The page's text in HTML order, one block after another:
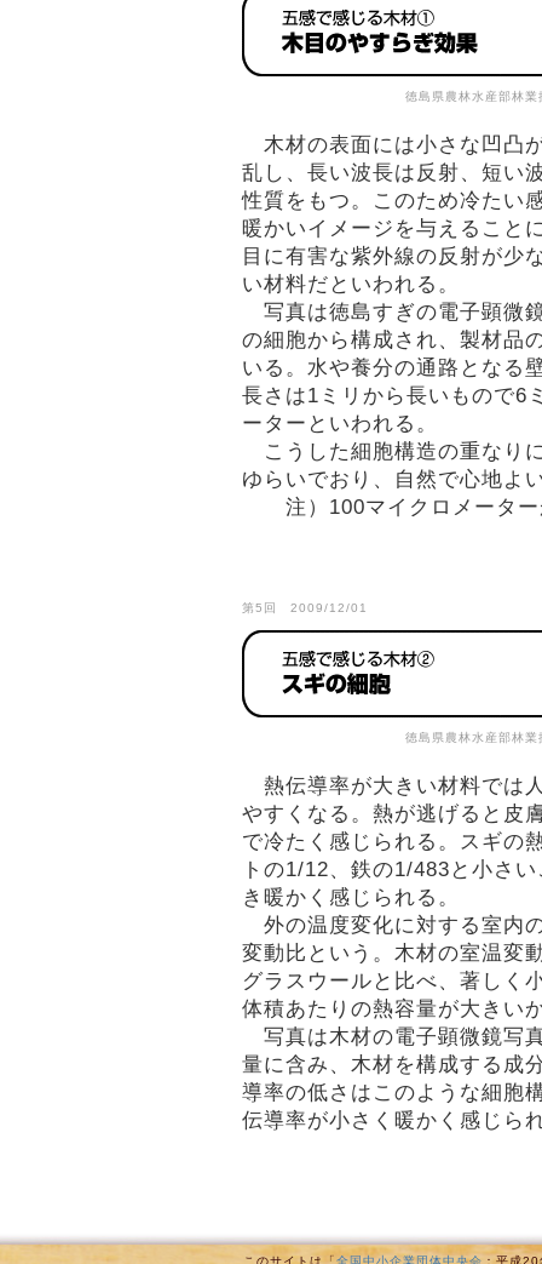
徳島県農林水産部林
木材の表面には小さな凹凸
乱し、長い波長は反射、短い
性質をもつ。このため冷たい
暖かいイメージを与えること
目に有害な紫外線の反射が少
い材料だといわれる。
写真は徳島すぎの電子顕微
の細胞から構成され、製材品
いる。水や養分の通路となる
長さは1ミリから長いもので6
ーターといわれる。
こうした細胞構造の重なり
ゆらいでおり、自然で心地よ
注）100マイクロメーター
第5回 2009/12/01
徳島県農林水産部林
熱伝導率が大きい材料では
やすくなる。熱が逃げると皮
で冷たく感じられる。スギの
トの1/12、鉄の1/483と小さ
き暖かく感じられる。
外の温度変化に対する室内
変動比という。木材の室温変
グラスウールと比べ、著しく
体積あたりの熱容量が大きい
写真は木材の電子顕微鏡写
量に含み、木材を構成する成
導率の低さはこのような細胞
伝導率が小さく暖かく感じら
このサイトは「全国中小企業団体中央会 ：平成